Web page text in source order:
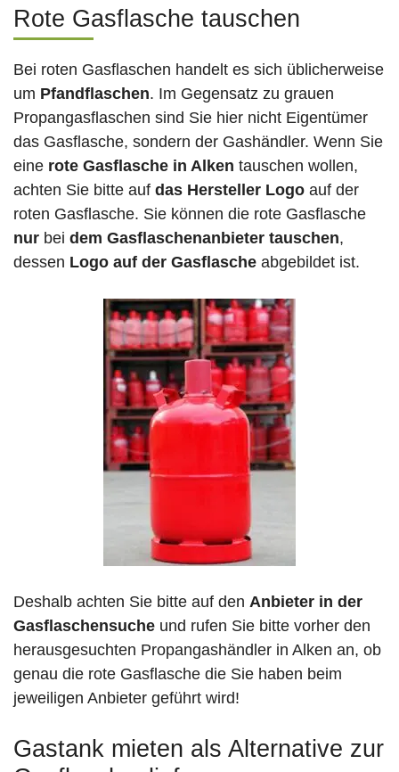
Rote Gasflasche tauschen
Bei roten Gasflaschen handelt es sich üblicherweise
um Pfandflaschen. Im Gegensatz zu grauen
Propangasflaschen sind Sie hier nicht Eigentümer
das Gasflasche, sondern der Gashändler. Wenn Sie
eine rote Gasflasche in Alken tauschen wollen,
achten Sie bitte auf das Hersteller Logo auf der
roten Gasflasche. Sie können die rote Gasflasche
nur bei dem Gasflaschenanbieter tauschen,
dessen Logo auf der Gasflasche abgebildet ist.
Deshalb achten Sie bitte auf den Anbieter in der
Gasflaschensuche und rufen Sie bitte vorher den
herausgesuchten Propangashändler in Alken an, ob
genau die rote Gasflasche die Sie haben beim
jeweiligen Anbieter geführt wird!
Gastank mieten als Alternative zur